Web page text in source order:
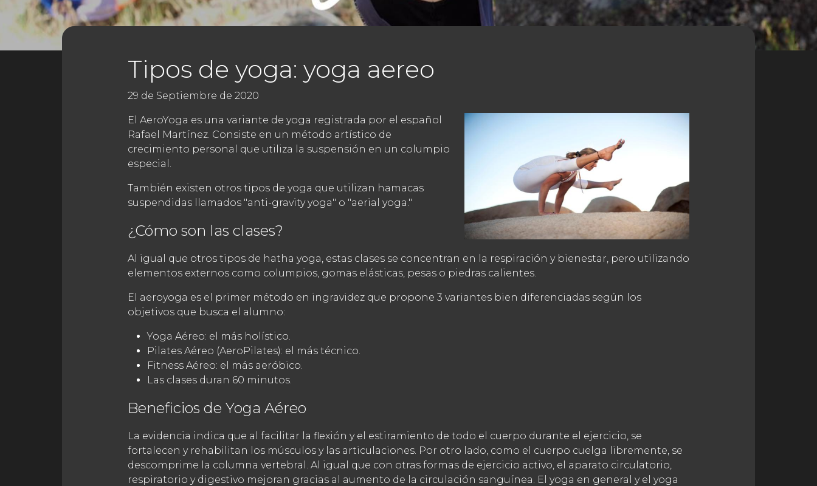
Tipos de yoga: yoga aereo
29 de Septiembre de 2020
El AeroYoga es una variante de yoga registrada por el español
Rafael Martínez. Consiste en un método artístico de
crecimiento personal que utiliza la suspensión en un columpio
especial.
También existen otros tipos de yoga que utilizan hamacas
suspendidas llamados "anti-gravity yoga" o "aerial yoga."
¿Cómo son las clases?
Al igual que otros tipos de hatha yoga, estas clases se concentran en la respiración y bienestar, pero utilizando
elementos externos como columpios, gomas elásticas, pesas o piedras calientes.
El aeroyoga es el primer método en ingravidez que propone 3 variantes bien diferenciadas según los
objetivos que busca el alumno:
Yoga Aéreo: el más holístico.
Pilates Aéreo (AeroPilates): el más técnico.
Fitness Aéreo: el más aeróbico.
Las clases duran 60 minutos.
Beneficios de Yoga Aéreo
La evidencia indica que al facilitar la flexión y el estiramiento de todo el cuerpo durante el ejercicio, se
fortalecen y rehabilitan los músculos y las articulaciones. Por otro lado, como el cuerpo cuelga libremente, se
descomprime la columna vertebral. Al igual que con otras formas de ejercicio activo, el aparato circulatorio,
respiratorio y digestivo mejoran gracias al aumento de la circulación sanguínea. El yoga en general y el yoga